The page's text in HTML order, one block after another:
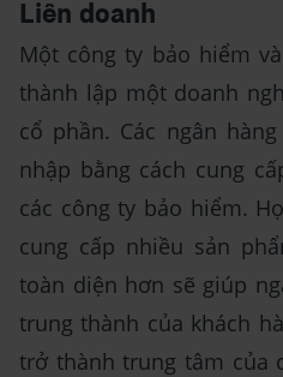
Liên doanh
Một công ty bảo hiểm
thành lập một doanh
cổ phần. Các ngân
nhập bằng cách cung
các công ty bảo hiểm.
cung cấp nhiều sản
toàn diện hơn sẽ giúp
trung thành của khách
trở thành trung tâm của